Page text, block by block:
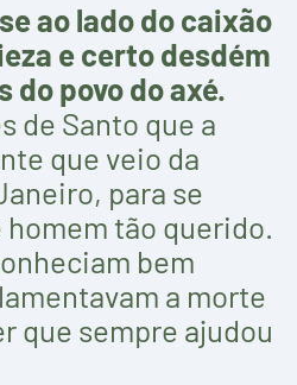
ao lado do caixão
e certo desdém
do povo do axé.
de Santo que a
que veio da
para se
tão querido.
bem
a morte
que sempre ajudou